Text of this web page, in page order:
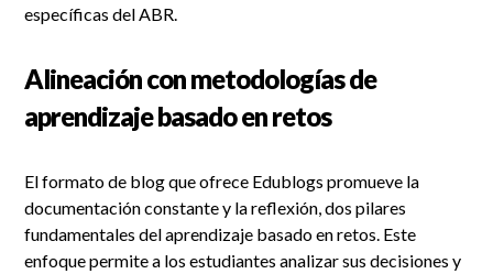
específicas del ABR.
Alineación con metodologías de
aprendizaje basado en retos
El formato de blog que ofrece Edublogs promueve la
documentación constante y la reflexión, dos pilares
fundamentales del aprendizaje basado en retos. Este
enfoque permite a los estudiantes analizar sus decisiones y